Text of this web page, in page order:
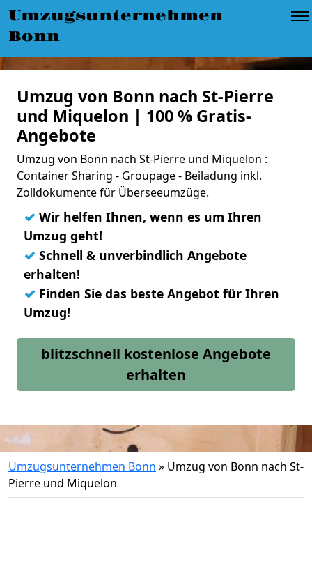
Umzugsunternehmen
Bonn
Umzug von Bonn nach St-Pierre
und Miquelon | 100 % Gratis-
Angebote
Umzug von Bonn nach St-Pierre und Miquelon :
Container Sharing - Groupage - Beiladung inkl.
Zolldokumente für Überseeumzüge.
✓ Wir helfen Ihnen, wenn es um Ihren
Umzug geht!
✓ Schnell & unverbindlich Angebote
erhalten!
✓ Finden Sie das beste Angebot für Ihren
Umzug!
blitzschnell kostenlose Angebote
erhalten
Umzugsunternehmen Bonn » Umzug von Bonn nach St-
Pierre und Miquelon